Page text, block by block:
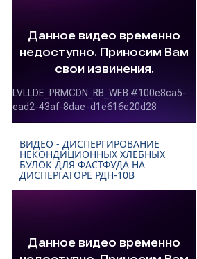
ВИДЕО - ДИСПЕРГИРОВАНИЕ
НЕКОНДИЦИОННЫХ ХЛЕБНЫХ
БУЛОК ДЛЯ ФАСТФУДА НА
ДИСПЕРГАТОРЕ РДН-10В